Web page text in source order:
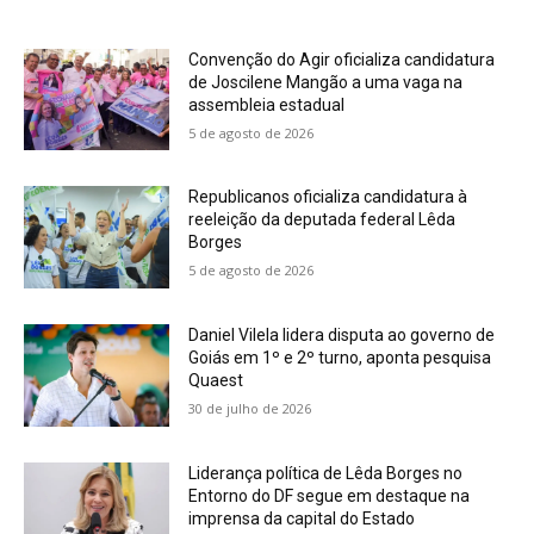
Convenção do Agir oficializa candidatura
de Joscilene Mangão a uma vaga na
assembleia estadual
5 de agosto de 2026
Republicanos oficializa candidatura à
reeleição da deputada federal Lêda
Borges
5 de agosto de 2026
Daniel Vilela lidera disputa ao governo de
Goiás em 1º e 2º turno, aponta pesquisa
Quaest
30 de julho de 2026
Liderança política de Lêda Borges no
Entorno do DF segue em destaque na
imprensa da capital do Estado